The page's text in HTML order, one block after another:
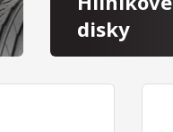
disky